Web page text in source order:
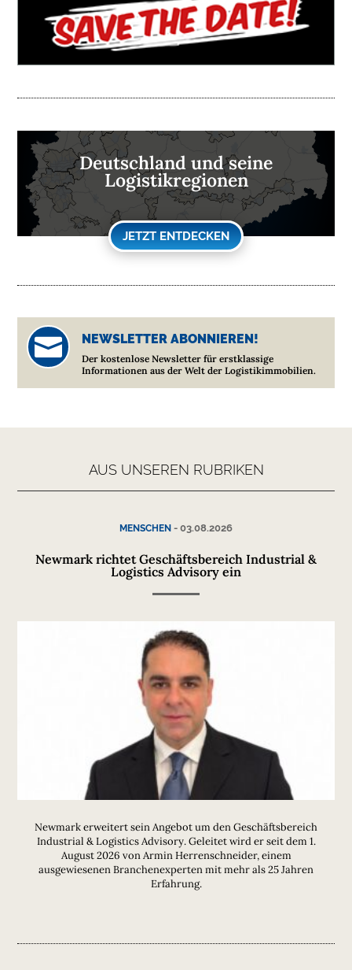
Deutschland und seine
Logistikregionen
JETZT ENTDECKEN
 NEWSLETTER ABONNIEREN!
Der kostenlose Newsletter für erstklassige
Informationen aus der Welt der Logistikimmobilien.
AUS UNSEREN RUBRIKEN
MENSCHEN - 03.08.2026
Newmark richtet Geschäftsbereich Industrial &
Logistics Advisory ein
Newmark erweitert sein Angebot um den Geschäftsbereich
Industrial & Logistics Advisory. Geleitet wird er seit dem 1.
August 2026 von Armin Herrenschneider, einem
ausgewiesenen Branchenexperten mit mehr als 25 Jahren
Erfahrung.